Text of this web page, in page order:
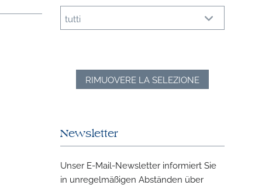
tutti
RIMUOVERE LA SELEZIONE
Newsletter
Unser E-Mail-Newsletter informiert Sie
in unregelmäßigen Abständen über